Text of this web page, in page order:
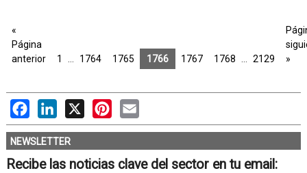
«
Página
anterior
1 1764 1765 1766 1767 1768 2129
»
FacebookLinkedIn
X PinterestEmail
NEWSLETTER
Recibe las noticias clave del sector en tu email: